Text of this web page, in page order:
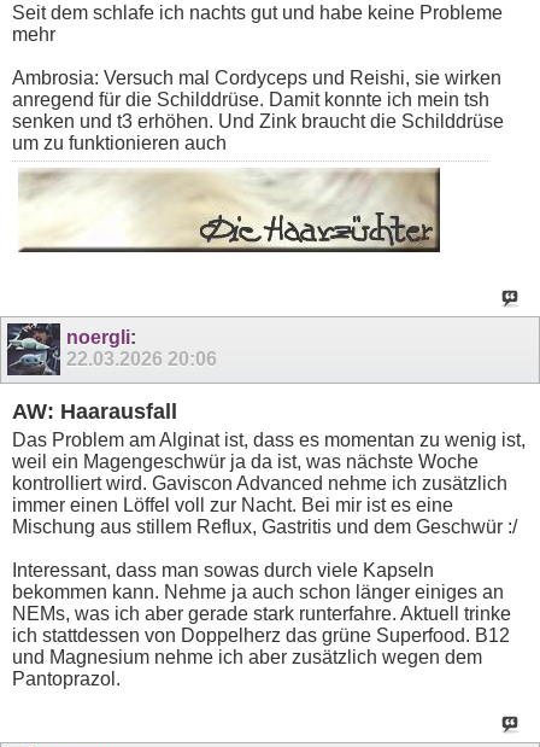
Seit dem schlafe ich nachts gut und habe keine Probleme
mehr
Ambrosia: Versuch mal Cordyceps und Reishi, sie wirken
anregend für die Schilddrüse. Damit konnte ich mein tsh
senken und t3 erhöhen. Und Zink braucht die Schilddrüse
um zu funktionieren auch
noergli:
22.03.2026 20:06
AW: Haarausfall
Das Problem am Alginat ist, dass es momentan zu wenig ist,
weil ein Magengeschwür ja da ist, was nächste Woche
kontrolliert wird. Gaviscon Advanced nehme ich zusätzlich
immer einen Löffel voll zur Nacht. Bei mir ist es eine
Mischung aus stillem Reflux, Gastritis und dem Geschwür :/
Interessant, dass man sowas durch viele Kapseln
bekommen kann. Nehme ja auch schon länger einiges an
NEMs, was ich aber gerade stark runterfahre. Aktuell trinke
ich stattdessen von Doppelherz das grüne Superfood. B12
und Magnesium nehme ich aber zusätzlich wegen dem
Pantoprazol.